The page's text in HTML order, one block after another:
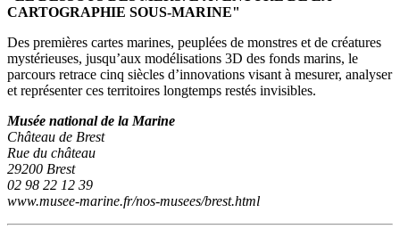
CARTOGRAPHIE SOUS-MARINE"
Des premières cartes marines, peuplées de monstres et de créatures
mystérieuses, jusqu’aux modélisations 3D des fonds marins, le
parcours retrace cinq siècles d’innovations visant à mesurer, analyser
et représenter ces territoires longtemps restés invisibles.
Musée national de la Marine
Château de Brest
Rue du château
29200 Brest
02 98 22 12 39
www.musee-marine.fr/nos-musees/brest.html